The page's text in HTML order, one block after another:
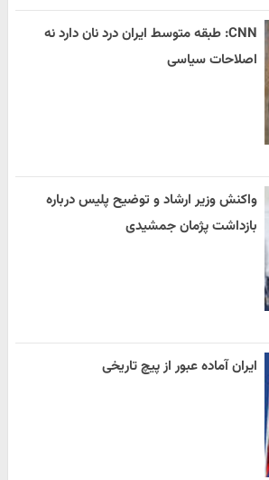
CNN: طبقه متوسط ایران درد نان دارد نه
اصلاحات سیاسی
واکنش وزیر ارشاد و توضیح پلیس درباره
بازداشت پژمان جمشیدی
ایران آماده عبور از پیچ تاریخی